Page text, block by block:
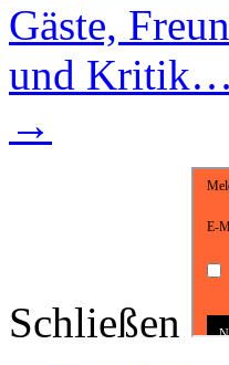
Gäste,
und Kritik…
→
Schließen